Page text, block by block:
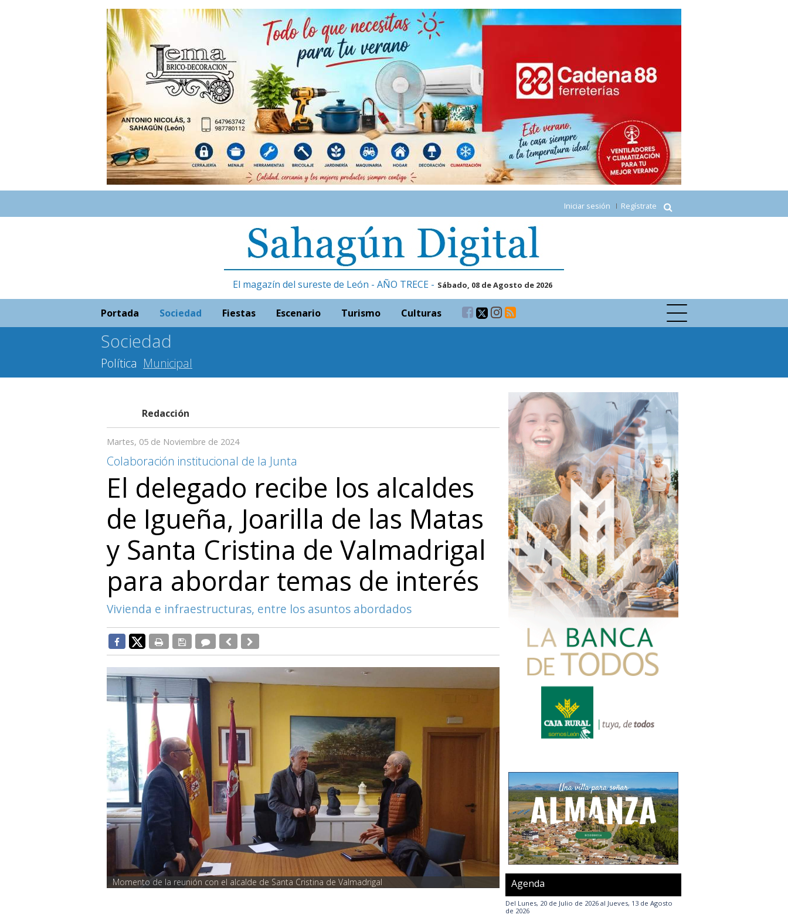
Iniciar sesión Regístrate
El magazín del sureste de León - AÑO TRECE - Sábado, 08 de Agosto de 2026
Portada Sociedad Fiestas Escenario Turismo Culturas
Sociedad
Política Municipal
Redacción
Martes, 05 de Noviembre de 2024
Colaboración institucional de la Junta
El delegado recibe los alcaldes
de Igueña, Joarilla de las Matas
y Santa Cristina de Valmadrigal
para abordar temas de interés
Vivienda e infraestructuras, entre los asuntos abordados
Momento de la reunión con el alcalde de Santa Cristina de Valmadrigal Agenda
Del Lunes, 20 de Julio de 2026 al Jueves, 13 de Agosto
de 2026